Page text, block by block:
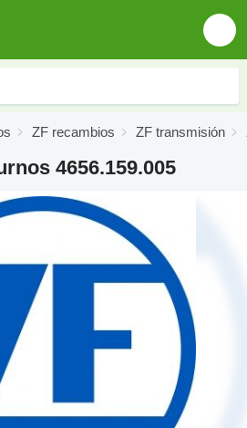
ZF recambios ZF transmisión
4656.159.005